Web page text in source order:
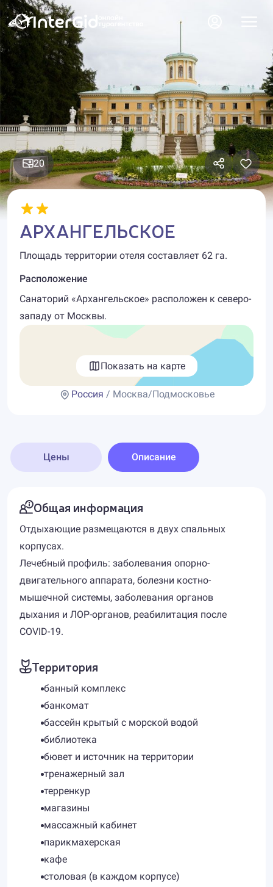
20
АРХАНГЕЛЬСКОЕ
Площадь территории отеля составляет 62 га.
Расположение
Санаторий «Архангельское» расположен к северо-
западу от Москвы.
Показать на карте
Россия / Москва/Подмосковье
Цены Описание
Общая информация
Отдыхающие размещаются в двух спальных
корпусах.
Лечебный профиль: заболевания опорно-
двигательного аппарата, болезни костно-
мышечной системы, заболевания органов
дыхания и ЛОР-органов, реабилитация после
COVID-19.
Территория
банный комплекс
банкомат
бассейн крытый с морской водой
библиотека
бювет и источник на территории
тренажерный зал
терренкур
магазины
массажный кабинет
парикмахерская
кафе
столовая (в каждом корпусе)